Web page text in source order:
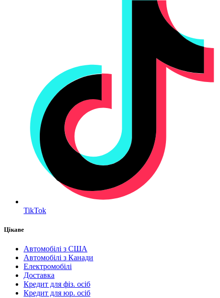
TikTok
Цікаве
Автомобілі з США
Автомобілі з Канади
Електромобілі
Доставка
Кредит для фіз. осіб
Кредит для юр. осіб